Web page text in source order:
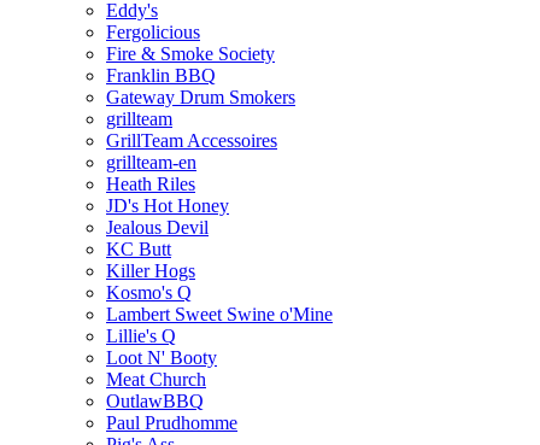
Eddy's
Fergolicious
Fire & Smoke Society
Franklin BBQ
Gateway Drum Smokers
grillteam
GrillTeam Accessoires
grillteam-en
Heath Riles
JD's Hot Honey
Jealous Devil
KC Butt
Killer Hogs
Kosmo's Q
Lambert Sweet Swine o'Mine
Lillie's Q
Loot N' Booty
Meat Church
OutlawBBQ
Paul Prudhomme